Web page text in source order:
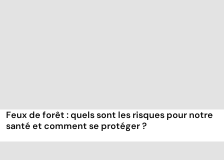
Feux de forêt : quels sont les risques pour notre
santé et comment se protéger ?